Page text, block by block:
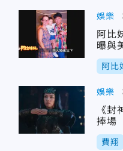
娛樂
阿比
曝與
阿比
娛樂
《封
捧場
費翔